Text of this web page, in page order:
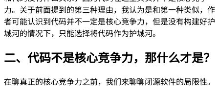
力。关于前面提到的第三种理由，我认为是和第一种类似，作
者可能认识到代码并不一定是核心竞争力，但是没有构建好护
城河的情况下，只能选择将代码作为护城河。
二、代码不是核心竞争力，那什么才是？
在聊真正的核心竞争力之前，我们来聊聊闭源软件的局限性。